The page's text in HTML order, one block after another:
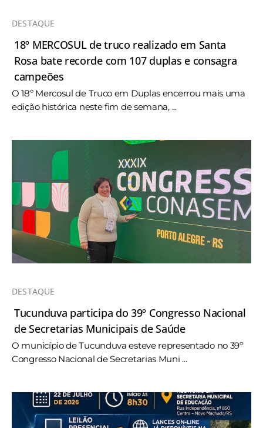
DESTAQUE
18º MERCOSUL de truco realizado em Santa
Rosa bate recorde com 107 duplas e consagra
campeões
O 18º Mercosul de Truco em Duplas encerrou mais uma
edição histórica neste fim de semana, ...
DESTAQUE
Tucunduva participa do 39º Congresso Nacional
de Secretarias Municipais de Saúde
O município de Tucunduva esteve representado no 39º
Congresso Nacional de Secretarias Muni ...